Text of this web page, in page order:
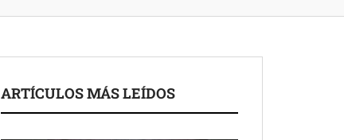
ARTÍCULOS MÁS LEÍDOS